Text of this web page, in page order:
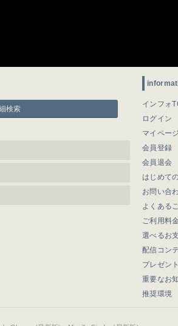
検索
インフォ
ログイン
マイページ
会員登録
会員退会
はじめて
お問い合
よくある
ご利用料
選べるお
配信コン
プレゼン
重要なお
推奨環境